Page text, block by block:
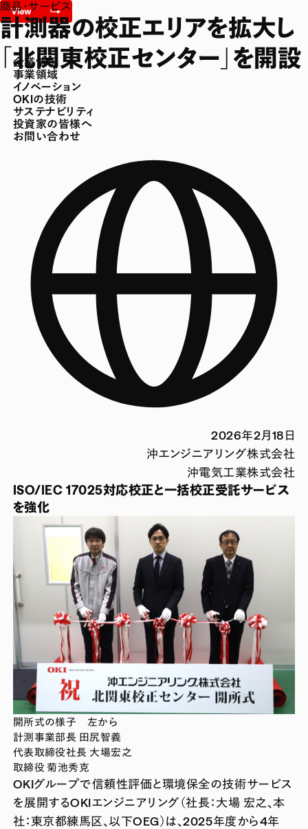
企業情報
事業領域
イノベーション
OKIの技術
サステナビリティ
投資家の皆様へ
お問い合わせ
商品・サービス
計測器の校正エリアを拡大し
「北関東校正センター」を開設
2026年2月18日
沖エンジニアリング株式会社
沖電気工業株式会社
ISO/IEC 17025対応校正と一括校正受託サービス
を強化
開所式の様子 左から
計測事業部長 田尻智義
代表取締役社長 大場宏之
取締役 菊池秀克
OKIグループで信頼性評価と環境保全の技術サービス
を展開するOKIエンジニアリング（社長：大場 宏之、本
社：東京都練馬区、以下OEG）は、2025年度から4年